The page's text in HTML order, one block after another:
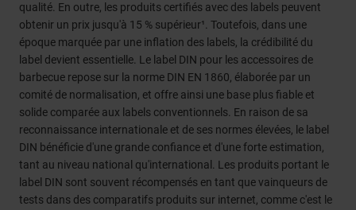
qualité. En outre, les produits certifiés avec des labels peuvent
obtenir un prix jusqu'à 15 % supérieur¹. Toutefois, dans une
époque marquée par une inflation des labels, la crédibilité du
label devient essentielle. Le label DIN pour les accessoires de
barbecue repose sur la norme DIN EN 1860, élaborée par un
comité de normalisation, et offre ainsi une base plus fiable et
solide comparée aux labels conventionnels. En raison de sa
reconnaissance internationale et de ses normes élevées, le label
DIN bénéficie d'une grande confiance et d'une forte estimation,
tant au niveau national qu'international. Les produits portant le
label DIN sont souvent récompensés en tant que vainqueurs de
tests dans des comparatifs produits sur internet, comme c'est le